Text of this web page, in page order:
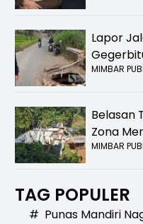
Lapor
Bolong!
MIMBAR
Belasan
Zona
Relokasi
MIMBAR
TAG POPULER
# Punas Mandiri